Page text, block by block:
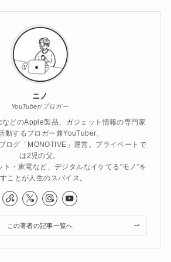
ニノ
YouTuber/ブロガー
どのApple製品、ガジェット情報の専門家
動するブロガー兼YouTuber。
ログ「MONOTIVE」運営。プライベートで
は2児の父。
・家電など、デジタルなイケてる"モノ"を
ことが人生のスパイス。
この著者の記事一覧へ